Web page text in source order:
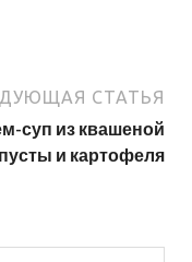
СТАТЬЯ
суп из квашеной
и картофеля